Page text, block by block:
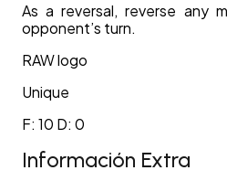
As a reversal, reverse any
opponent’s turn.
RAW logo
Unique
F: 10 D: 0
Información Extra